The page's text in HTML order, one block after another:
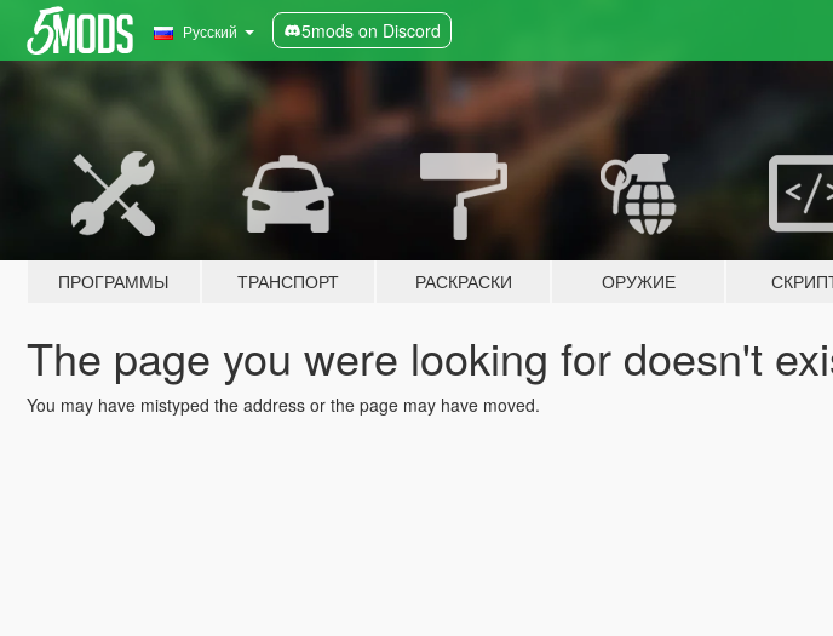
Русский 5mods on Discord
ПРОГРАММЫ ТРАНСПОРТ РАСКРАСКИ ОРУЖИЕ
The page you were looking for doesn't
You may have mistyped the address or the page may have moved.